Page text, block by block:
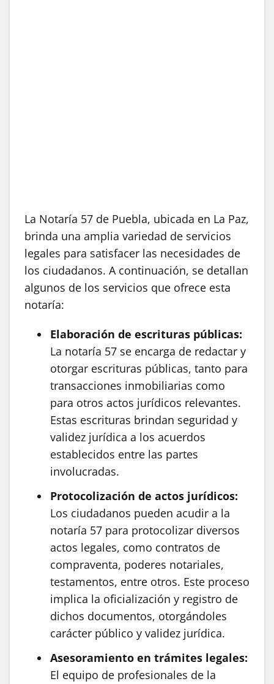
La Notaría 57 de Puebla, ubicada en La Paz,
brinda una amplia variedad de servicios
legales para satisfacer las necesidades de
los ciudadanos. A continuación, se detallan
algunos de los servicios que ofrece esta
notaría:
Elaboración de escrituras públicas:
La notaría 57 se encarga de redactar y
otorgar escrituras públicas, tanto para
transacciones inmobiliarias como
para otros actos jurídicos relevantes.
Estas escrituras brindan seguridad y
validez jurídica a los acuerdos
establecidos entre las partes
involucradas.
Protocolización de actos jurídicos:
Los ciudadanos pueden acudir a la
notaría 57 para protocolizar diversos
actos legales, como contratos de
compraventa, poderes notariales,
testamentos, entre otros. Este proceso
implica la oficialización y registro de
dichos documentos, otorgándoles
carácter público y validez jurídica.
Asesoramiento en trámites legales:
El equipo de profesionales de la